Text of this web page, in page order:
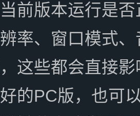
前版本运行是
率、窗口模式
这些都会直接
的PC版，也可